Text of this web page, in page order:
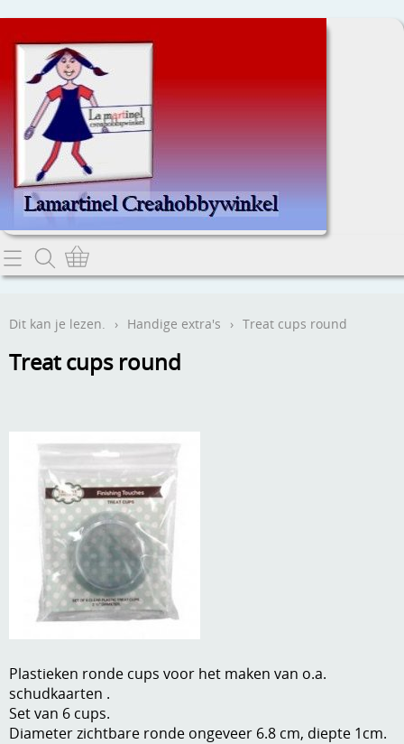
Home
Aanbiedingen
Andere
Boeken en magazines
Dies om te stansen
DVD-CD
Handige extra's
Hechtingsmaterialen
Verzend - en verpakkingsk
Mijn account
Anders creatief
Gastenboek
Dit kan je lezen. › Handige extra's › Treat cups round
Treat cups round
Plastieken ronde cups voor het maken van o.a.
schudkaarten .
Set van 6 cups.
Diameter zichtbare ronde ongeveer 6.8 cm, diepte 1cm.